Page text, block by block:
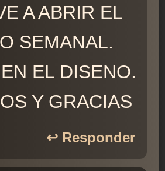
A ABRIR EL
SEMANAL.
EL DISENO.
Y GRACIAS
↩️ Responder